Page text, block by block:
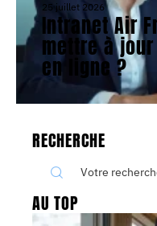
25 juillet 2026
Intranet Air
mettre à jour
en ligne ?
RECHERCHE
AU TOP